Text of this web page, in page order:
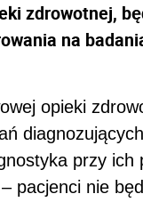
zdrowotnej,
na
opieki
przy ich
pacjenci nie